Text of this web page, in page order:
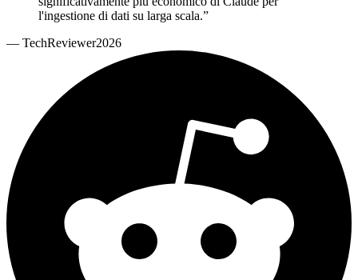
l'ingestione di dati su larga scala.”
— TechReviewer2026